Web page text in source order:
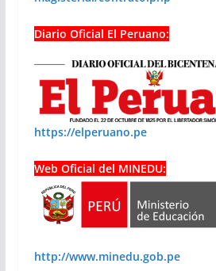
Diario Oficial El Peruano:
https://elperuano.pe
Web Oficial del MINEDU:
http://www.minedu.gob.pe